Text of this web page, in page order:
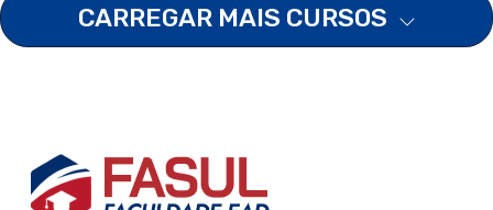
CARREGAR MAIS CURSOS